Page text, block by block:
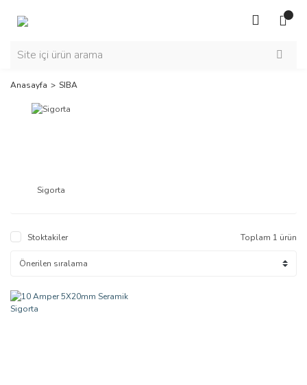
Anasayfa SIBA
Sigorta
Stoktakiler Toplam 1 ürün